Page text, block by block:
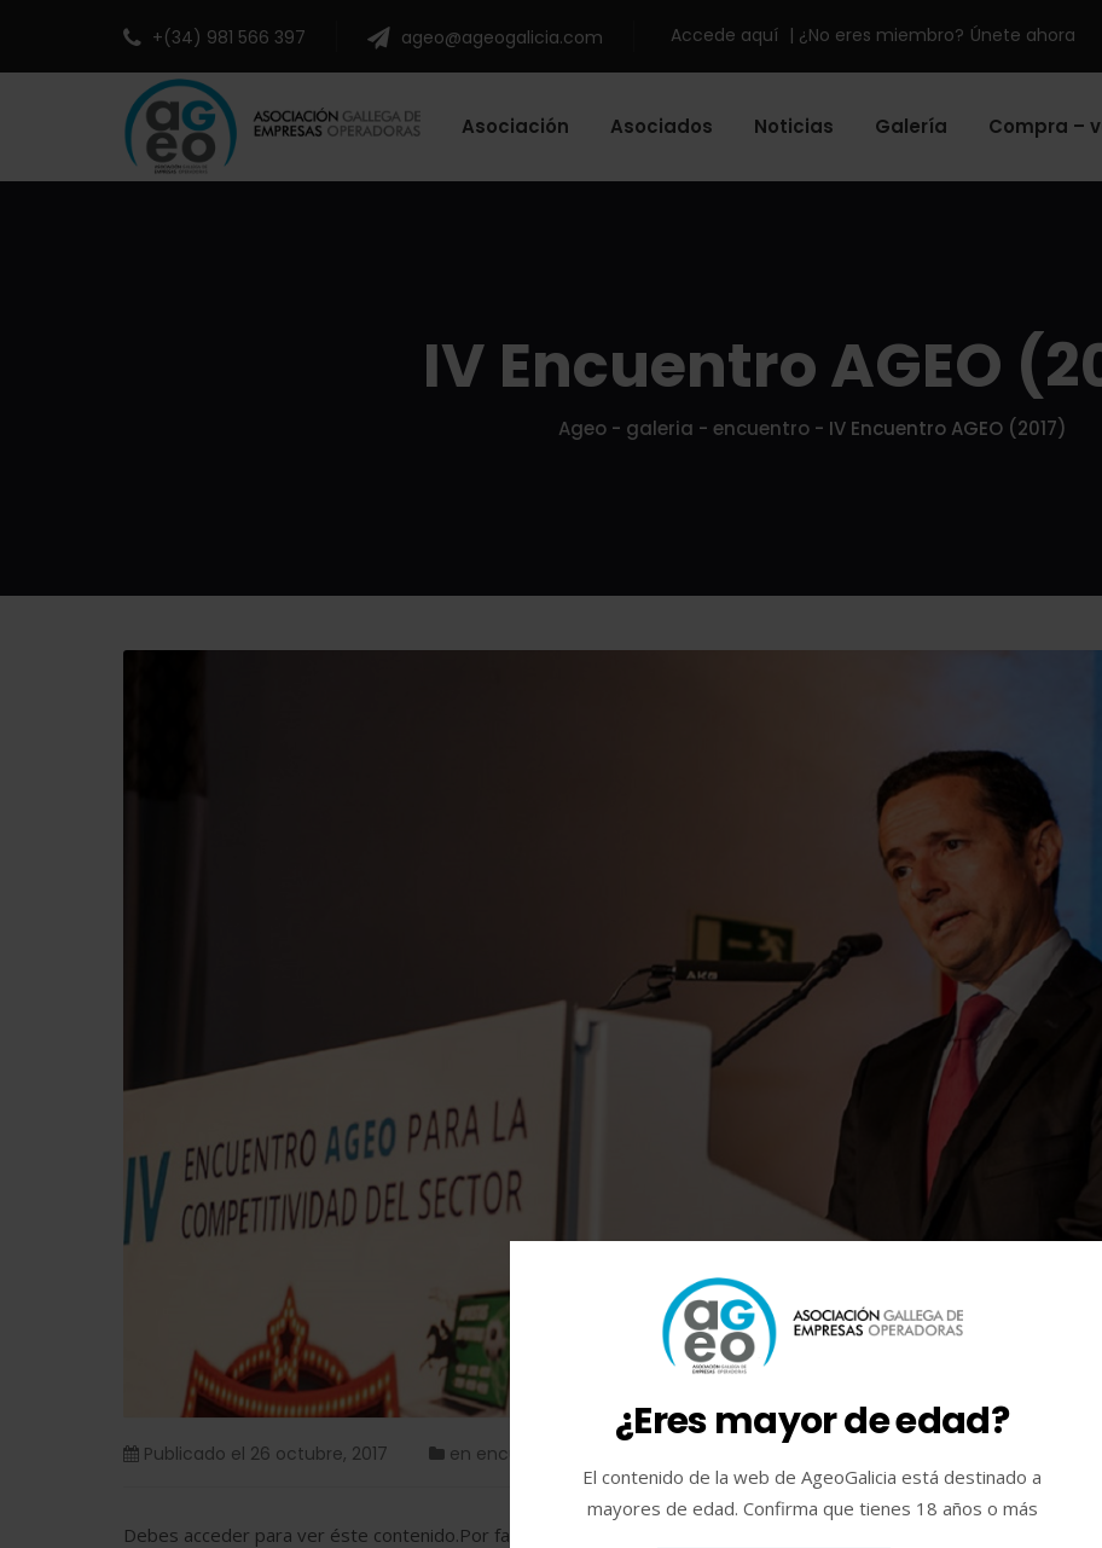
¿Eres mayor de edad?
El contenido de la web de AgeoGalicia está destinado a
mayores de edad. Confirma que tienes 18 años o más
+(34) 981 566 397 ageo@ageogalicia.com Accede aquí | ¿No eres miembro? Únete ahora
Asociación Asociados Noticias Galería Compra –
IV Encuentro AGEO
Ageo- galeria - encuentro- IV Encuentro AGEO (2017)
Publicado el 26 octubre, 2017 en encuentro
Debes acceder para ver éste contenido.Por favor